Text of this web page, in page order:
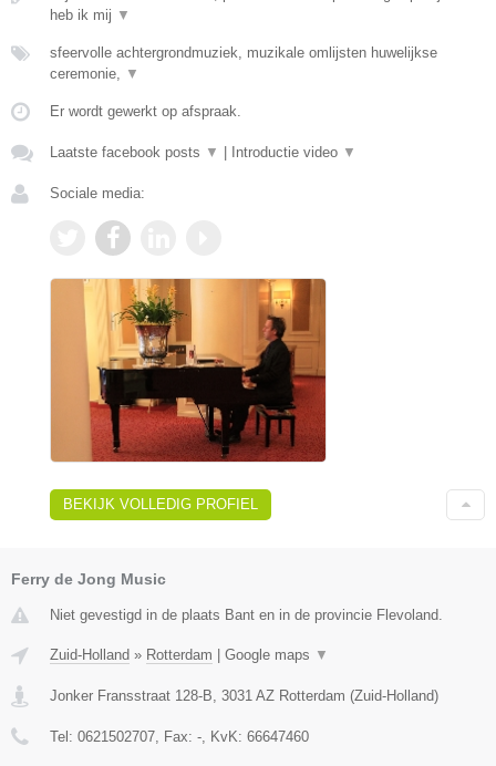
heb ik mij ▼
sfeervolle achtergrondmuziek, muzikale omlijsten huwelijkse
ceremonie,
▼
Er wordt gewerkt op afspraak.
Laatste facebook posts ▼ Introductie video ▼
Sociale media:
BEKIJK VOLLEDIG PROFIEL
Ferry de Jong Music
Niet gevestigd in de plaats Bant en in de provincie Flevoland.
Zuid-Holland » Rotterdam | Google maps ▼
Jonker Fransstraat 128-B 3031 AZ Rotterdam (Zuid-Holland)
Tel: 0621502707 , Fax: - , KvK: 66647460